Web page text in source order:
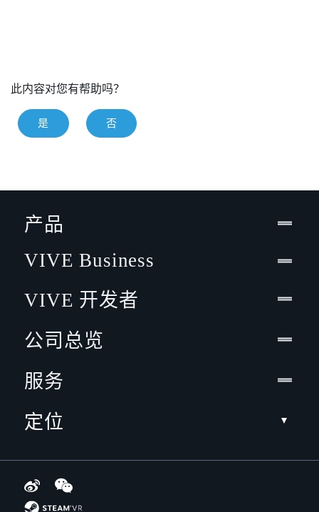
此内容对您有帮助吗？
是 否
产品
VIVE Business
VIVE 开发者
公司总览
服务
定位